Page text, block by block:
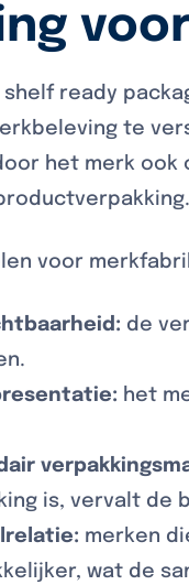
ready
te
het merk
voor
de
het
is, vervalt de
merken
wat de